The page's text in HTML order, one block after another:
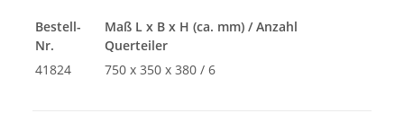
Bestell-
Nr.
Maß L x B x H (ca. mm) / Anzahl
Querteiler
41824
750 x 350 x 380 / 6